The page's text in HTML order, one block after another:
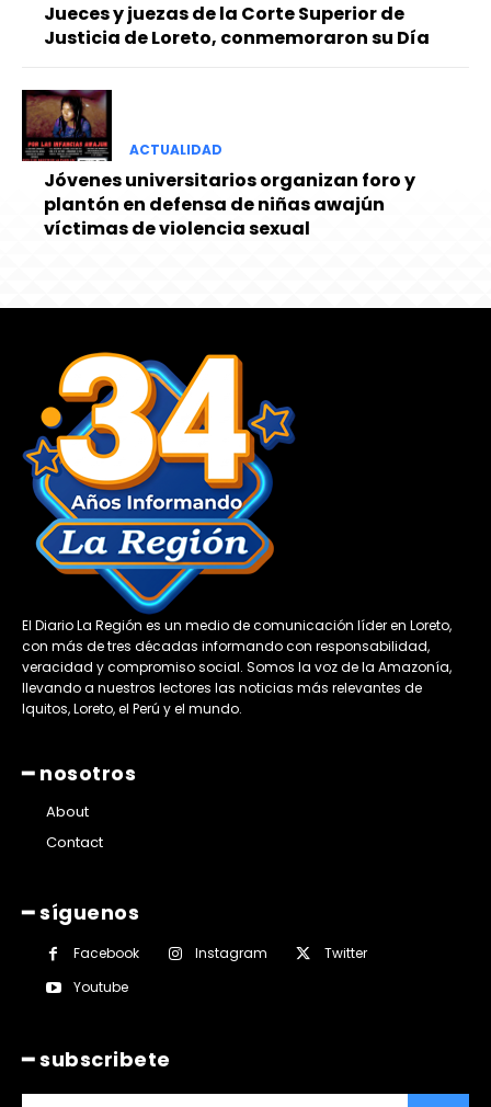
Jueces y juezas de la Corte Superior de
Justicia de Loreto, conmemoraron su Día
ACTUALIDAD
Jóvenes universitarios organizan foro y
plantón en defensa de niñas awajún
víctimas de violencia sexual
El Diario La Región es un medio de comunicación líder en Loreto,
con más de tres décadas informando con responsabilidad,
veracidad y compromiso social. Somos la voz de la Amazonía,
llevando a nuestros lectores las noticias más relevantes de
Iquitos, Loreto, el Perú y el mundo.
━ nosotros
About
Contact
━ síguenos
Facebook Instagram
Twitter
Youtube
━ subscribete